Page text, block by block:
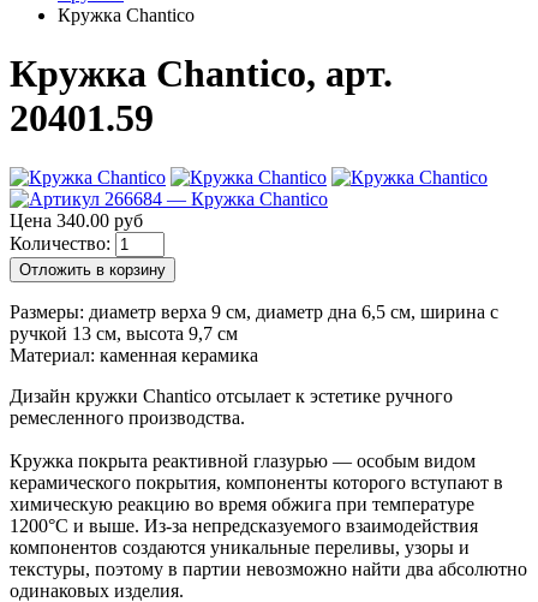
Кружка Chantico
Кружка Chantico, арт.
20401.59
Цена 340.00 руб
Количество:
Отложить в корзину
Размеры: диаметр верха 9 см, диаметр дна 6,5 см, ширина с
ручкой 13 см, высота 9,7 см
Материал: каменная керамика
Дизайн кружки Chantico отсылает к эстетике ручного
ремесленного производства.
Кружка покрыта реактивной глазурью — особым видом
керамического покрытия, компоненты которого вступают в
химическую реакцию во время обжига при температуре
1200°C и выше. Из-за непредсказуемого взаимодействия
компонентов создаются уникальные переливы, узоры и
текстуры, поэтому в партии невозможно найти два абсолютно
одинаковых изделия.